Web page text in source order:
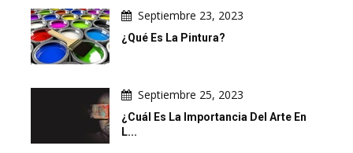
Septiembre 23, 2023
¿Qué Es La Pintura?
Septiembre 25, 2023
¿Cuál Es La Importancia Del Arte En
L...